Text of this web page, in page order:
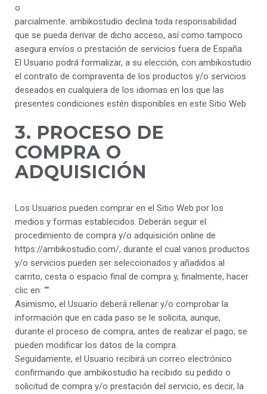
o
parcialmente. ambikostudio declina toda responsabilidad
que se pueda derivar de dicho acceso, así como tampoco
asegura envíos o prestación de servicios fuera de España.
El Usuario podrá formalizar, a su elección, con ambikostudio
el contrato de compraventa de los productos y/o servicios
deseados en cualquiera de los idiomas en los que las
presentes condiciones estén disponibles en este Sitio Web
3. PROCESO DE
COMPRA O
ADQUISICIÓN
Los Usuarios pueden comprar en el Sitio Web por los
medios y formas establecidos. Deberán seguir el
procedimiento de compra y/o adquisición online de
https://ambikostudio.com/, durante el cual varios productos
y/o servicios pueden ser seleccionados y añadidos al
carrito, cesta o espacio final de compra y, finalmente, hacer
clic en: “”
Asimismo, el Usuario deberá rellenar y/o comprobar la
información que en cada paso se le solicita, aunque,
durante el proceso de compra, antes de realizar el pago, se
pueden modificar los datos de la compra.
Seguidamente, el Usuario recibirá un correo electrónico
confirmando que ambikostudio ha recibido su pedido o
solicitud de compra y/o prestación del servicio, es decir, la